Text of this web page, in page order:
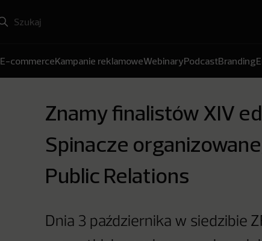
E-commerceKampanie reklamoweWebinaryPodcastBranding
Znamy finalistów XIV
Spinacze
Public Relations
Dnia 3 października w siedzibie